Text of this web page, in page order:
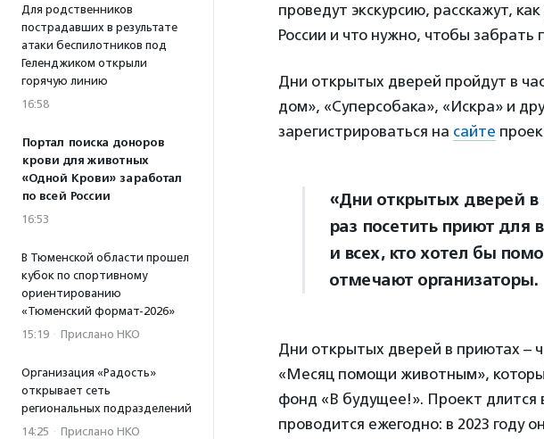
Для родственников
пострадавших в результате
атаки беспилотников под
Геленджиком открыли
горячую линию
16:58
Портал поиска доноров
крови для животных
«Одной Крови» заработал
по всей России
16:53
В Тюменской области прошел
кубок по спортивному
ориентированию
«Тюменский формат-2026»
15:19 · Прислано НКО
Организация «Радость»
открывает сеть
региональных подразделений
14:25 · Прислано НКО
проведут экскурсию, расскажут,
России и что нужно, чтобы забрать
Дни открытых дверей пройдут в
дом», «Суперсобака», «Искра» и
зарегистрироваться на сайте
«Дни открытых дверей в
раз посетить приют
и всех, кто хотел бы
отмечают организаторы.
Дни открытых дверей в приютах –
«Месяц помощи животным»,
фонд «В будущее!». Проект длится
проводится ежегодно: в 2023 году